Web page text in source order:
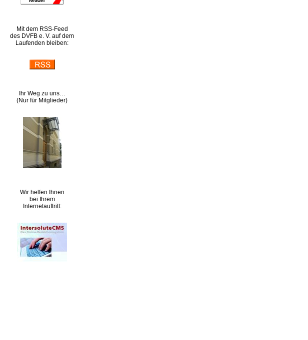
Mit dem RSS-Feed
des DVFB e. V. auf dem
Laufenden bleiben:
Ihr Weg zu uns…
(Nur für Mitglieder)
Wir helfen Ihnen
bei Ihrem
Internetauftritt: